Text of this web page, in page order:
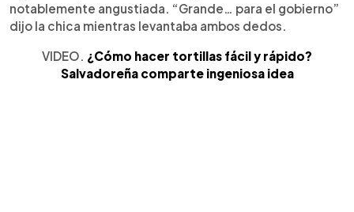
notablemente angustiada. “Grande… para el gobierno”
dijo la chica mientras levantaba ambos dedos.
VIDEO. ¿Cómo hacer tortillas fácil y rápido?
Salvadoreña comparte ingeniosa idea